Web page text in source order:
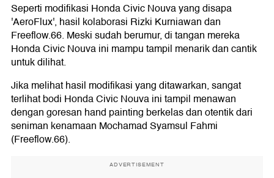
Seperti modifikasi Honda Civic Nouva yang disapa
'AeroFlux', hasil kolaborasi Rizki Kurniawan dan
Freeflow.66. Meski sudah berumur, di tangan mereka
Honda Civic Nouva ini mampu tampil menarik dan cantik
untuk dilihat.
Jika melihat hasil modifikasi yang ditawarkan, sangat
terlihat bodi Honda Civic Nouva ini tampil menawan
dengan goresan hand painting berkelas dan otentik dari
seniman kenamaan Mochamad Syamsul Fahmi
(Freeflow.66).
ADVERTISEMENT